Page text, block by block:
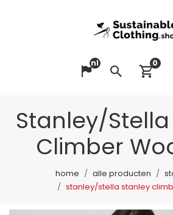
Taal
nl
Zoeken
0
Stanley/
Climber
home alle producten
stanley/stella stanley